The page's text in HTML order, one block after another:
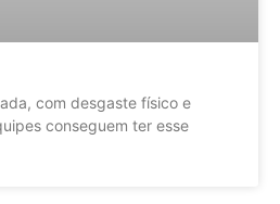
com desgaste físico e
conseguem ter esse